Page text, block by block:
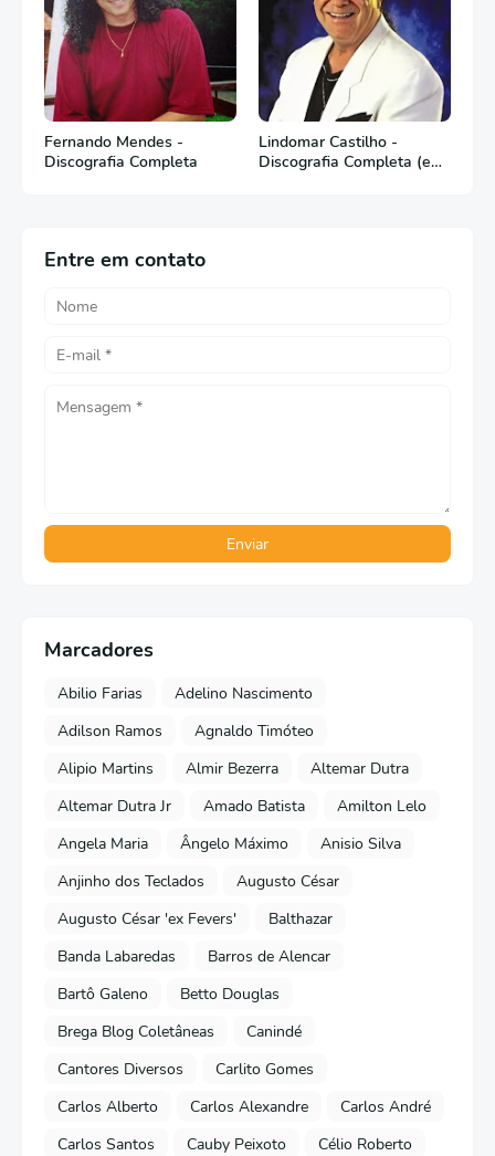
Fernando Mendes -
Discografia Completa
Lindomar Castilho -
Discografia Completa (em
Entre em contato
Marcadores
Abilio Farias
Adelino Nascimento
Adilson Ramos
Agnaldo Timóteo
Alipio Martins
Almir Bezerra
Altemar Dutra
Altemar Dutra Jr
Amado Batista
Amilton Lelo
Angela Maria
Ângelo Máximo
Anisio Silva
Anjinho dos Teclados
Augusto César
Augusto César 'ex Fevers'
Balthazar
Banda Labaredas
Barros de Alencar
Bartô Galeno
Betto Douglas
Brega Blog Coletâneas
Canindé
Cantores Diversos
Carlito Gomes
Carlos Alberto
Carlos Alexandre
Carlos André
Carlos Santos
Cauby Peixoto
Célio Roberto